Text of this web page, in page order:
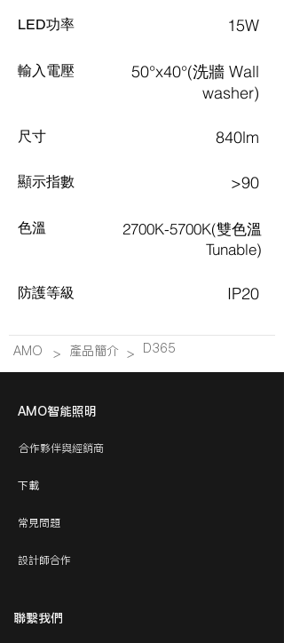
LED功率 15W
​輸入電壓
50°x40°(洗牆 Wall
washer)
尺寸 840lm
顯示指數 >90
色溫
​防護等級
2700K-5700K(雙色溫
Tunable)
IP20
AMO > 產品簡介 > D365
AMO智能照明
合作夥伴與經銷商
下載
常見問題
設計師合作
​聯繫我們